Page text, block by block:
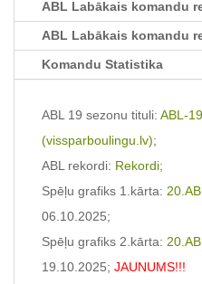
ABL Labākais komandu
ABL Labākais komandu
Komandu Statistika
ABL 19 sezonu tituli: ABL-
(vissparboulingu.lv);
ABL rekordi: Rekordi;
Spēļu grafiks 1.kārta:
06.10.2025;
Spēļu grafiks 2.kārta:
19.10.2025; JAUNUMS!!!